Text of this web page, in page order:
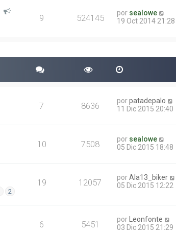
9 524145 por sealowe
19 Oct 2014 21:28
7 8636 porpatadepalo
11 Dic 2015 20:40
10 7508 por sealowe
05 Dic 2015 18:48
2
19 12057 porAla13_biker
05 Dic 2015 12:22
6 5451 porLeonfonte
03 Dic 2015 21:29